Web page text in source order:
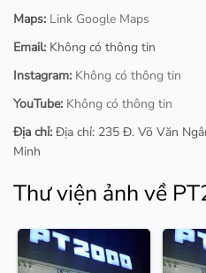
Maps: Link Google Maps
Email: Không có thông tin
Instagram: Không có thông tin
YouTube: Không có thông tin
Địa chỉ: Địa chỉ: 235 Đ. Võ Văn
Minh
Thư viện ảnh về